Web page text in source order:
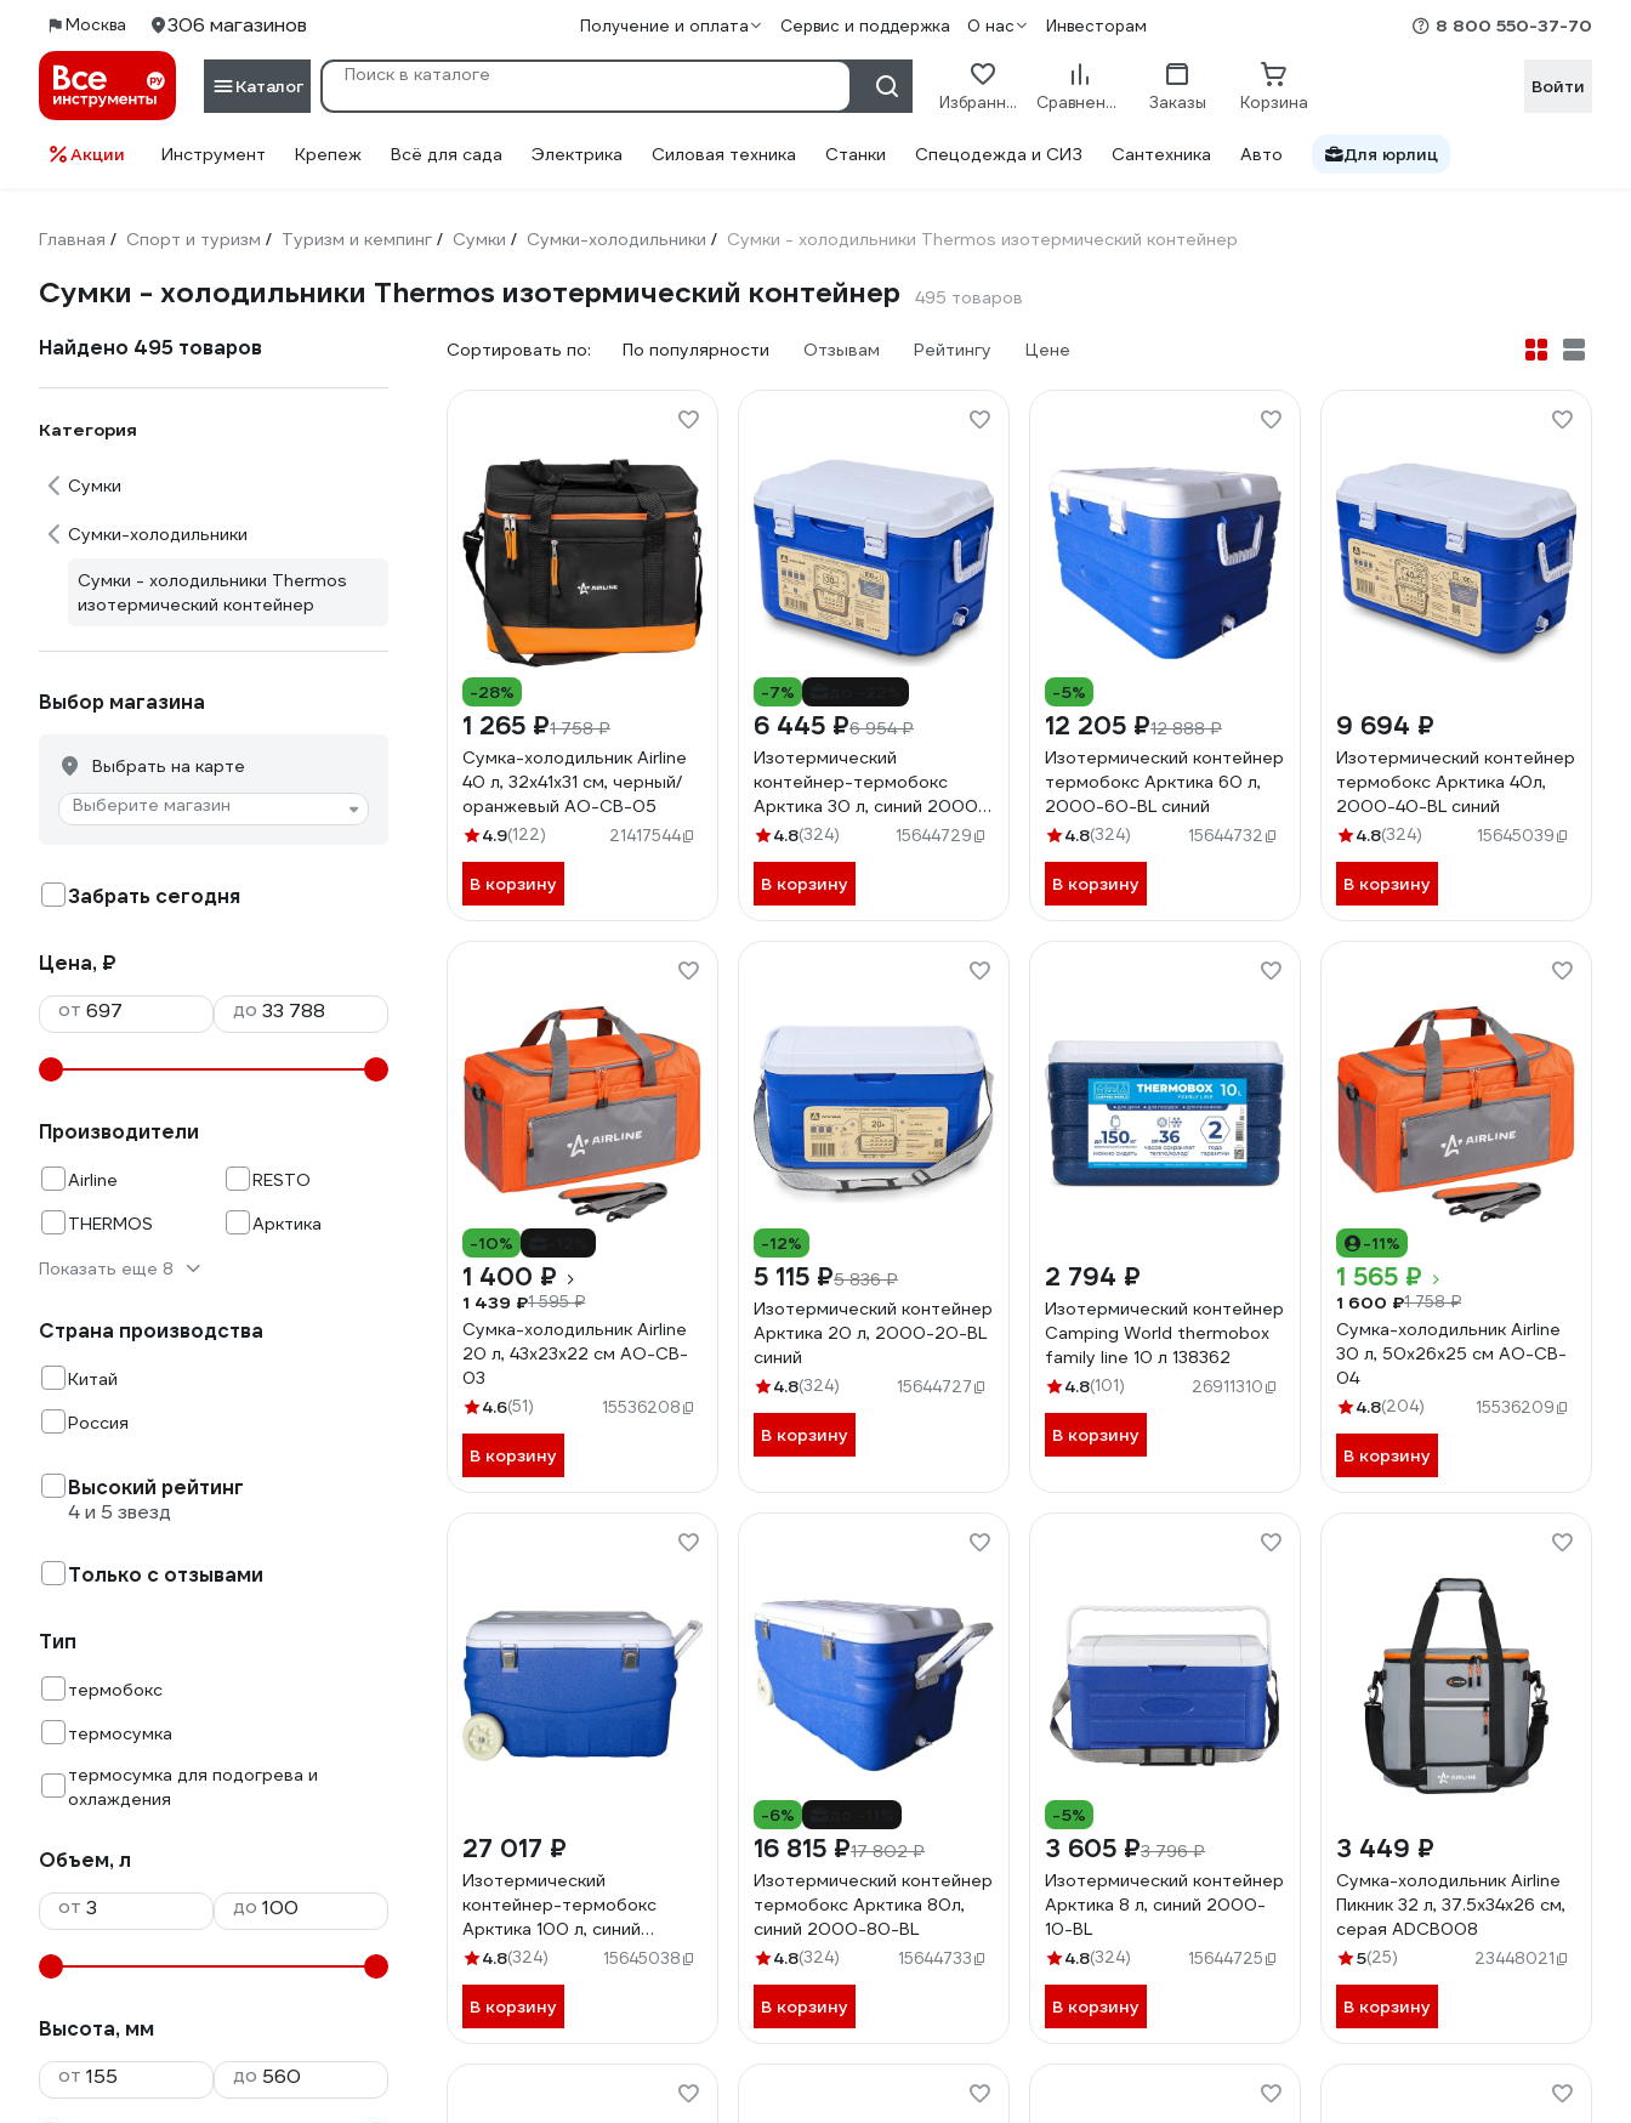
Москва 306 магазинов Получение и оплата Сервис и поддержка О нас Инвесторам 8 800 550-37-70
Каталог
Избранное Сравнение Заказы Корзина
Войти
Акции Инструмент Крепеж Всё для сада Электрика Силовая техника Станки Спецодежда и СИЗ Сантехника Авто Для юрлиц
Главная / Спорт и туризм / Туризм и кемпинг / Сумки / Сумки-холодильники / Сумки - холодильники Thermos изотермический контейнер
Сумки - холодильники Thermos изотермический контейнер 495 товаров
Найдено 495 товаров
Категория
Сумки
Сумки-холодильники
Сумки - холодильники Thermos
изотермический контейнер
Выбор магазина
Выбрать на карте
Выберите магазин
Забрать сегодня
Цена, ₽
от
до
Производители
Airline
RESTO
THERMOS
Арктика
Показать еще 8
Страна производства
Китай
Россия
Высокий рейтинг
4 и 5 звезд
Только с отзывами
Тип
термобокс
термосумка
термосумка для подогрева и
охлаждения
Объем, л
от
до
Высота, мм
от
до
Сортировать по: По популярности Отзывам Рейтингу Цене
-28%
1 265 ₽1 758 ₽
Сумка-холодильник Airline
40 л, 32х41х31 см, черный/
оранжевый AO-CB-05
4.9(122) 21417544
В корзину
-7%
6 445 ₽6 954 ₽
Изотермический
контейнер-термобокс
Арктика 30 л, синий 2000-
30-BL
4.8(324) 15644729
В корзину
-5%
12 205 ₽12 888 ₽
Изотермический контейнер
термобокс Арктика 60 л,
2000-60-BL синий
4.8(324) 15644732
В корзину
9 694 ₽
Изотермический контейнер
термобокс Арктика 40л,
2000-40-BL синий
4.8(324) 15645039
В корзину
-10%
1 400 ₽
1 439 ₽1 595 ₽
Сумка-холодильник Airline
20 л, 43x23x22 см AO-CB-
03
4.6(51) 15536208
В корзину
-12%
5 115 ₽5 836 ₽
Изотермический контейнер
Арктика 20 л, 2000-20-BL
синий
4.8(324) 15644727
В корзину
2 794 ₽
Изотермический контейнер
Camping World thermobox
family line 10 л 138362
4.8(101) 26911310
В корзину
-11%
1 565 ₽
1 600 ₽1 758 ₽
Сумка-холодильник Airline
30 л, 50x26x25 см AO-CB-
04
4.8(204) 15536209
В корзину
27 017 ₽
Изотермический
контейнер-термобокс
Арктика 100 л, синий
2000-100-BL
4.8(324) 15645038
В корзину
-6%
16 815 ₽17 802 ₽
Изотермический контейнер
термобокс Арктика 80л,
синий 2000-80-BL
4.8(324) 15644733
В корзину
-5%
3 605 ₽3 796 ₽
Изотермический контейнер
Арктика 8 л, синий 2000-
10-BL
4.8(324) 15644725
В корзину
3 449 ₽
Сумка-холодильник Airline
Пикник 32 л, 37.5х34х26 см,
серая ADCB008
5(25) 23448021
В корзину